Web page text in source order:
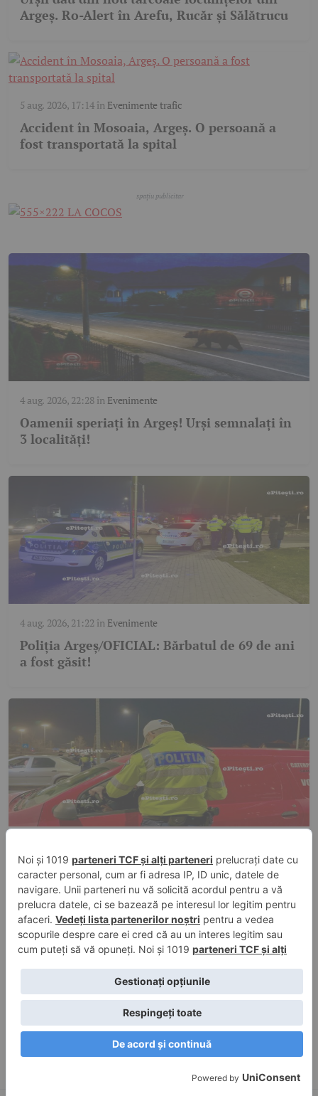
Argeș. Ro-Alert în Arefu, Rucăr și Sălătrucu
5 aug. 2026, 17:14în Evenimente trafic
Accident în Mosoaia, Argeș. O persoană a
fost transportată la spital
4 aug. 2026, 22:28în Evenimente
Oamenii speriați în Argeș! Urși semnalați în
3 localități!
4 aug. 2026, 21:22 în Evenimente
Poliția Argeș/OFICIAL: Bărbatul de 69 de ani
a fost găsit!
Tânăr de 25 de ani, prins cu 112 km/h pe
Transfăgărășan, în Argeș. A rămas fără
permis
Rezultate finale Titularizare 2026 în Argeș.
Promovabilitatea a crescut după contestații